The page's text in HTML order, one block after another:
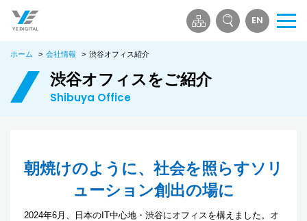
EN
メ
ホーム > 会社情報 > 渋谷オフィス紹介
渋谷オフィスをご紹介
Shibuya Office
朝焼けのように、社会を照らすソリ
ューション創出の場に
2024年6月、日本のIT中心地・渋谷にオフィスを構えました。オ